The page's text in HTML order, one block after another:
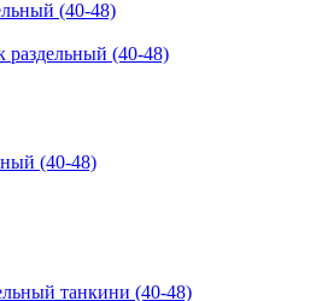
раздельный (40-48)
(40-48)